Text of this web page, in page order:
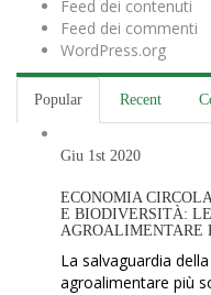
Feed dei contenuti
Feed dei commenti
WordPress.org
Popular Recent
Giu 1st 2020
ECONOMIA
E BIODIVERSITÀ:
AGROALIMENTARE
La salvaguardia
agroalimentare più